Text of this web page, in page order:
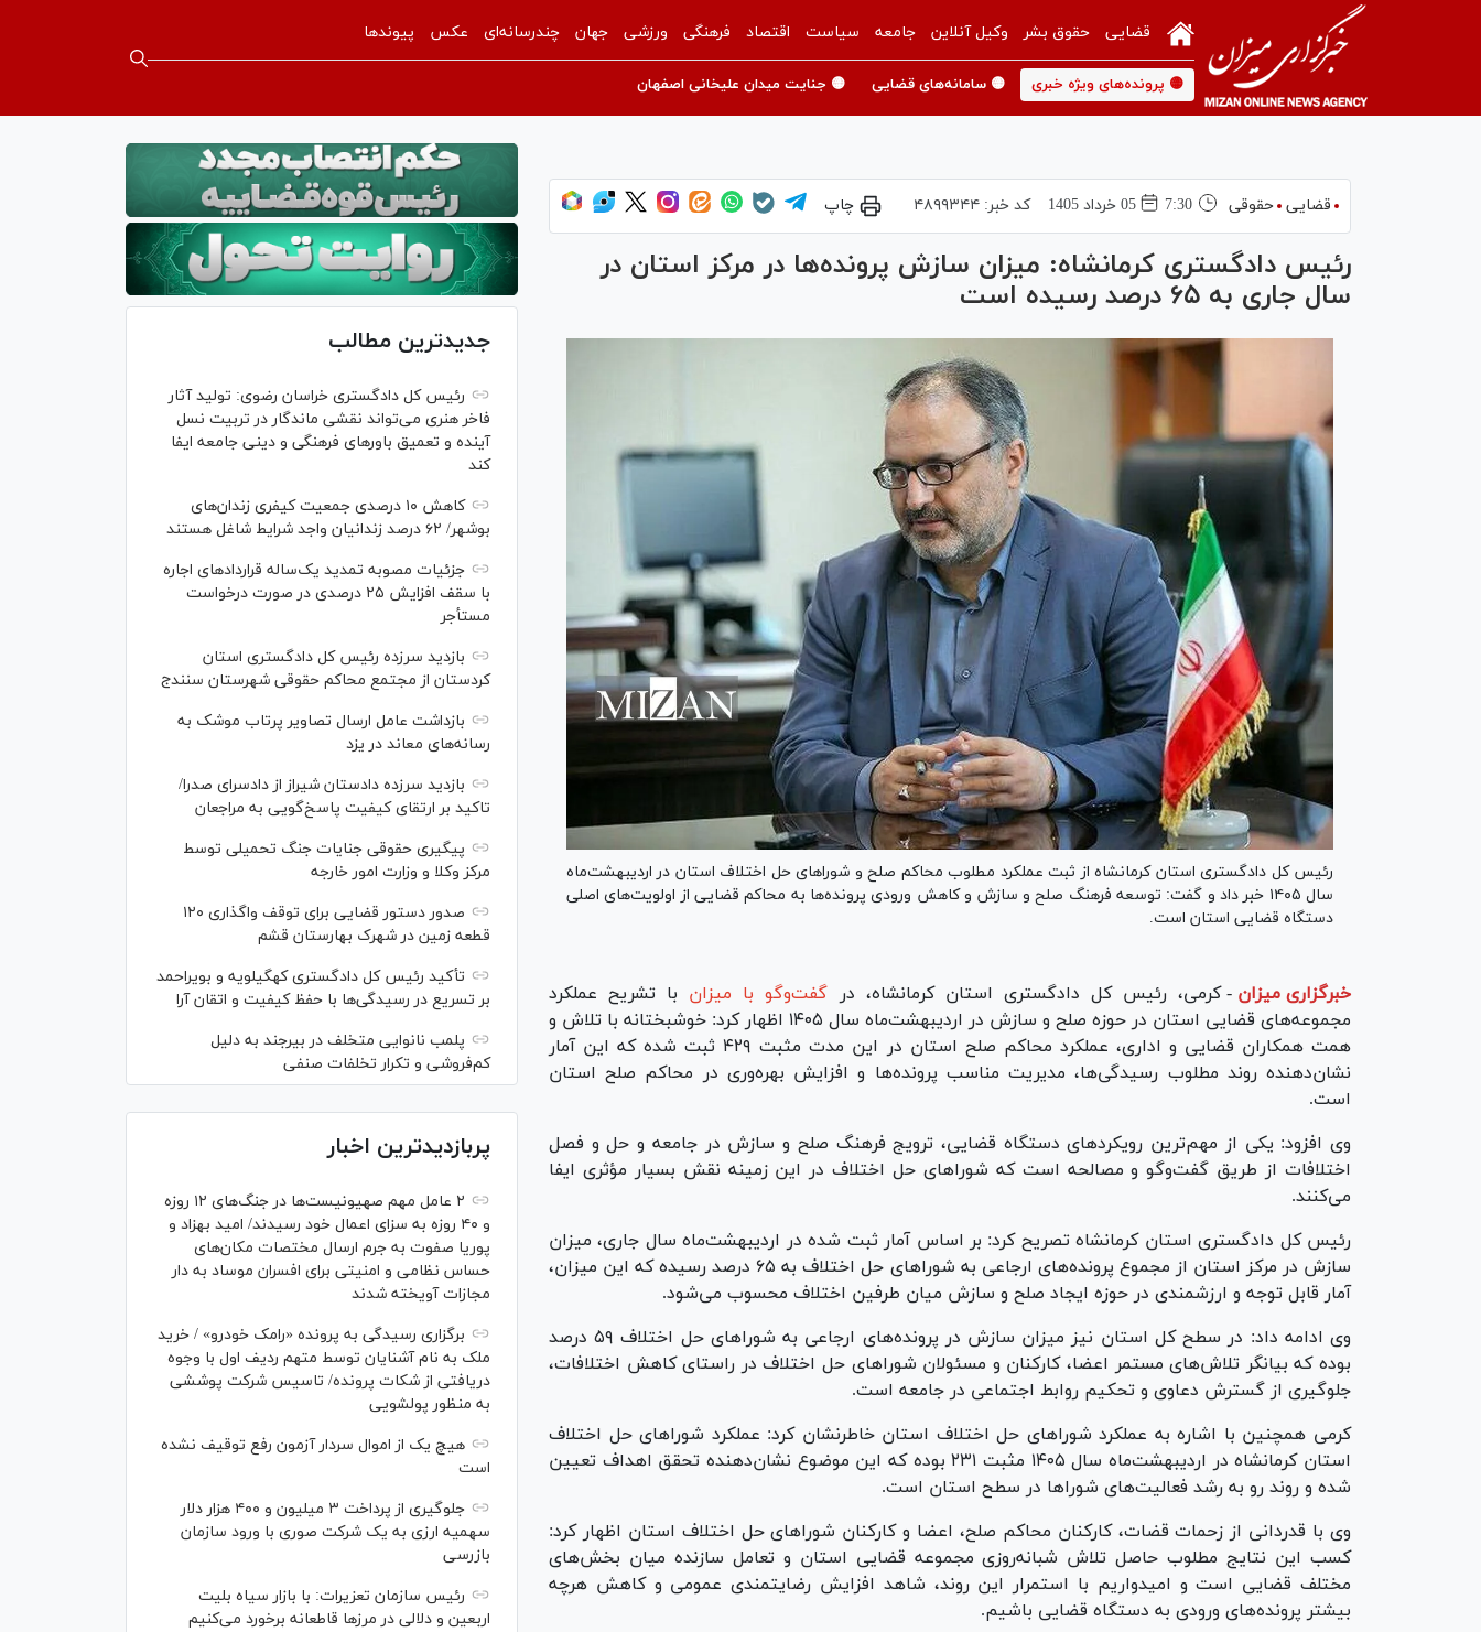
قضایی حقوق بشر وکیل آنلاین جامعه سیاست اقتصاد فرهنگی ورزشی جهان چندرسانه‌ای عکس پیوندها
🟡 پرونده‌های ویژه خبری 🟡 سامانه‌های قضایی 🟡 جنایت میدان علیخانی اصفهان
قضایی حقوقی 7:30 05 خرداد 1405 کد خبر:۴۸۹۹۳۴۴ چاپ
رئیس دادگستری کرمانشاه: میزان سازش پرونده‌ها در مرکز استان در
سال جاری به ۶۵ درصد رسیده است
رئیس کل دادگستری استان کرمانشاه از ثبت عملکرد مطلوب محاکم صلح و شورا‌های حل اختلاف استان در اردیبهشت‌ماه
سال ۱۴۰۵ خبر داد و گفت: توسعه فرهنگ صلح و سازش و کاهش ورودی پرونده‌ها به محاکم قضایی از اولویت‌های اصلی
دستگاه قضایی استان است.
خبرگزاری میزان - کرمی، رئیس کل دادگستری استان کرمانشاه، در گفت‌وگو با میزان با تشریح عملکرد
مجموعه‌های قضایی استان در حوزه صلح و سازش در اردیبهشت‌ماه سال ۱۴۰۵ اظهار کرد: خوشبختانه با تلاش و
همت همکاران قضایی و اداری، عملکرد محاکم صلح استان در این مدت مثبت ۴۲۹ ثبت شده که این آمار
نشان‌دهنده روند مطلوب رسیدگی‌ها، مدیریت مناسب پرونده‌ها و افزایش بهره‌وری در محاکم صلح استان
است.
وی افزود: یکی از مهم‌ترین رویکرد‌های دستگاه قضایی، ترویج فرهنگ صلح و سازش در جامعه و حل و فصل
اختلافات از طریق گفت‌و‌گو و مصالحه است که شورا‌های حل اختلاف در این زمینه نقش بسیار مؤثری ایفا
می‌کنند.
رئیس کل دادگستری استان کرمانشاه تصریح کرد: بر اساس آمار ثبت شده در اردیبهشت‌ماه سال جاری، میزان
سازش در مرکز استان از مجموع پرونده‌های ارجاعی به شورا‌های حل اختلاف به ۶۵ درصد رسیده که این میزان،
آمار قابل توجه و ارزشمندی در حوزه ایجاد صلح و سازش میان طرفین اختلاف محسوب می‌شود.
وی ادامه داد: در سطح کل استان نیز میزان سازش در پرونده‌های ارجاعی به شورا‌های حل اختلاف ۵۹ درصد
بوده که بیانگر تلاش‌های مستمر اعضا، کارکنان و مسئولان شورا‌های حل اختلاف در راستای کاهش اختلافات،
جلوگیری از گسترش دعاوی و تحکیم روابط اجتماعی در جامعه است.
کرمی همچنین با اشاره به عملکرد شورا‌های حل اختلاف استان خاطرنشان کرد: عملکرد شورا‌های حل اختلاف
استان کرمانشاه در اردیبهشت‌ماه سال ۱۴۰۵ مثبت ۲۳۱ بوده که این موضوع نشان‌دهنده تحقق اهداف تعیین
شده و روند رو به رشد فعالیت‌های شورا‌ها در سطح استان است.
وی با قدردانی از زحمات قضات، کارکنان محاکم صلح، اعضا و کارکنان شورا‌های حل اختلاف استان اظهار کرد:
کسب این نتایج مطلوب حاصل تلاش شبانه‌روزی مجموعه قضایی استان و تعامل سازنده میان بخش‌های
مختلف قضایی است و امیدواریم با استمرار این روند، شاهد افزایش رضایتمندی عمومی و کاهش هرچه
بیشتر پرونده‌های ورودی به دستگاه قضایی باشیم.
جدیدترین مطالب
رئیس کل دادگستری خراسان رضوی: تولید آثار
فاخر هنری می‌تواند نقشی ماندگار در تربیت نسل
آینده و تعمیق باور‌های فرهنگی و دینی جامعه ایفا
کند
کاهش ۱۰ درصدی جمعیت کیفری زندان‌های
بوشهر/ ۶۲ درصد زندانیان واجد شرایط شاغل هستند
جزئیات مصوبه تمدید یک‌ساله قرارداد‌های اجاره
با سقف افزایش ۲۵ درصدی در صورت درخواست
مستأجر
بازدید سرزده رئیس کل دادگستری استان
کردستان از مجتمع محاکم حقوقی شهرستان سنندج
بازداشت عامل ارسال تصاویر پرتاب موشک به
رسانه‌های معاند در یزد
بازدید سرزده دادستان شیراز از دادسرای صدرا/
تاکید بر ارتقای کیفیت پاسخ‌گویی به مراجعان
پیگیری حقوقی جنایات جنگ تحمیلی توسط
مرکز وکلا و وزارت امور خارجه
صدور دستور قضایی برای توقف واگذاری ۱۲۰
قطعه زمین در شهرک بهارستان قشم
تأکید رئیس کل دادگستری کهگیلویه و بویراحمد
بر تسریع در رسیدگی‌ها با حفظ کیفیت و اتقان آرا
پلمب نانوایی متخلف در بیرجند به دلیل
کم‌فروشی و تکرار تخلفات صنفی
پربازدیدترین اخبار
۲ عامل مهم صهیونیست‌ها در جنگ‌های ۱۲ روزه
و ۴۰ روزه به سزای اعمال خود رسیدند/ امید بهزاد و
پوریا صفوت به جرم ارسال مختصات مکان‌های
حساس نظامی و امنیتی برای افسران موساد به دار
مجازات آویخته شدند
برگزاری رسیدگی به پرونده «رامک خودرو» / خرید
ملک به نام آشنایان توسط متهم ردیف اول با وجوه
دریافتی از شکات پرونده/ تاسیس شرکت پوششی
به منظور پولشویی
هیچ یک از اموال سردار آزمون رفع توقیف نشده
است
جلوگیری از پرداخت ۳ میلیون و ۴۰۰ هزار دلار
سهمیه ارزی به یک شرکت صوری با ورود سازمان
بازرسی
رئیس سازمان تعزیرات: با بازار سیاه بلیت
اربعین و دلالی در مرز‌ها قاطعانه برخورد می‌کنیم